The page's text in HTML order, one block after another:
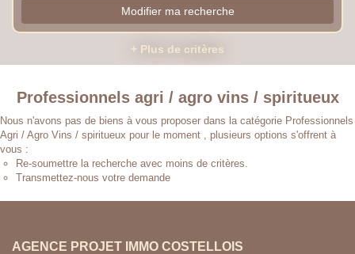
Modifier ma recherche
+ Plus de critères
Professionnels agri / agro vins / spiritueux
Nous n'avons pas de biens à vous proposer dans la catégorie Professionnels
Agri / Agro Vins / spiritueux pour le moment , plusieurs options s'offrent à
vous :
Re-soumettre la recherche avec moins de critères.
Transmettez-nous votre demande
AGENCE PROJET IMMO COSTELLOIS